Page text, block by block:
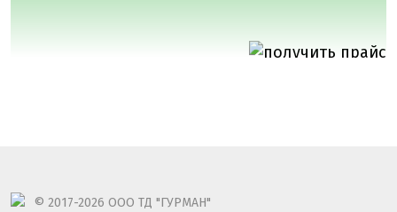
© 2017-2026 ООО ТД "ГУРМАН"